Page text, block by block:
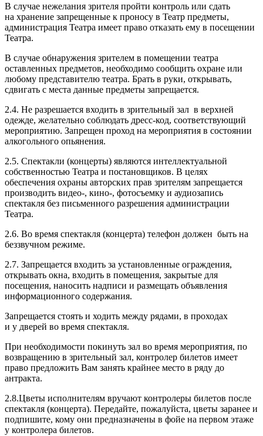
В случае нежелания зрителя пройти контроль или сдать
на хранение запрещенные к проносу в Театр предметы,
администрация Театра имеет право отказать ему в посещении
Театра.
В случае обнаружения зрителем в помещении театра
оставленных предметов, необходимо сообщить охране или
любому представителю театра. Брать в руки, открывать,
сдвигать с места данные предметы запрещается.
2.4. Не разрешается входить в зрительный зал в верхней
одежде, желательно соблюдать дресс-код, соответствующий
мероприятию. Запрещен проход на мероприятия в состоянии
алкогольного опьянения.
2.5. Спектакли (концерты) являются интеллектуальной
собственностью Театра и постановщиков. В целях
обеспечения охраны авторских прав зрителям запрещается
производить видео-, кино-, фотосъемку и аудиозапись
спектакля без письменного разрешения администрации
Театра.
2.6. Во время спектакля (концерта) телефон должен быть на
беззвучном режиме.
2.7. Запрещается входить за установленные ограждения,
открывать окна, входить в помещения, закрытые для
посещения, наносить надписи и размещать объявления
информационного содержания.
Запрещается стоять и ходить между рядами, в проходах
и у дверей во время спектакля.
При необходимости покинуть зал во время мероприятия, по
возвращению в зрительный зал, контролер билетов имеет
право предложить Вам занять крайнее место в ряду до
антракта.
2.8.Цветы исполнителям вручают контролеры билетов после
спектакля (концерта). Передайте, пожалуйста, цветы заранее и
подпишите, кому они предназначены в фойе на первом этаже
у контролера билетов.